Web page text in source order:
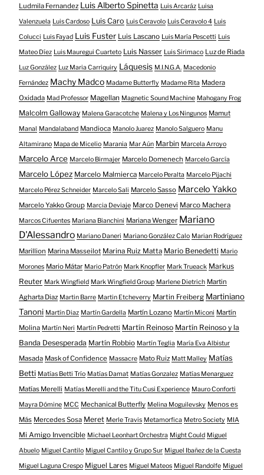
Ludmila Fernandez Luis Alberto Spinetta Luis Arcaráz Luisa
Valenzuela Luis Cardoso Luis Caro Luis Ceravolo Luis Ceravolo 4 Luis
Colucci Luis Fayad Luis Fuster Luis Lascano Luis María Pescetti Luis
Mateo Díez Luis Mauregui Cuarteto Luis Nasser Luis Sirimaco Luz de Riada
Luz González Luz Maria Carriquiry Láquesis M.I.N.G.A. Macedonio
Fernández Machy Madco Madame Butterfly Madame Rita Madera
Oxidada Mad Professor Magellan Magnetic Sound Machine Mahogany Frog
Malcolm Galloway Malena Garacotche Malena y Los Ningunos Mamut
Manal Mandalaband Mandioca Manolo Juarez Manolo Salguero Manu
Altamirano Mapa de Micelio Marania Mar Aún Marbin Marcela Arroyo
Marcelo Arce Marcelo Birmajer Marcelo Domenech Marcelo García
Marcelo López Marcelo Malmierca Marcelo Peralta Marcelo Pijachi
Marcelo Pérez Schneider Marcelo Sali Marcelo Sasso Marcelo Yakko
Marcelo Yakko Group Marcia Deviaje Marco Denevi Marco Machera
Marcos Cifuentes Mariana Bianchini Mariana Wenger Mariano
D'Alessandro Mariano Daneri Mariano González Calo Marian Rodríguez
Marillion Marina Masseilot Marina Ruiz Matta Mario Benedetti Mario
Morones Mario Mátar Mario Patrón Mark Knopfler Mark Trueack Markus
Reuter Mark Wingfield Mark Wingfield Group Marlene Dietrich Martin
Agharta Diaz Martin Barre Martin Etcheverry Martin Freiberg Martiniano
Tanoni Martín Diaz Martín Gardella Martín Lozano Martín Miconi Martín
Molina Martín Neri Martín Pedretti Martín Reinoso Martín Reinoso y la
Banda Desesperada Martín Robbio Martín Teglia María Eva Albistur
Masada Mask of Confidence Massacre Mato Ruiz Matt Malley Matías
Betti Matías Betti Trío Matías Damat Matías Gonzalez Matías Menarguez
Matías Merelli Matías Merelli and the Titu Cusi Experience Mauro Conforti
Mayra Dómine MCC Mechanical Butterfly Melina Moguilevsky Menos es
Más Mercedes Sosa Meret Merle Travis Metamorfica Metro Society MIA
Mi Amigo Invencible Michael Leonhart Orchestra Might Could Miguel
Abuelo Miguel Cantilo Miguel Cantilo y Grupo Sur Miguel Ibañez de la Cuesta
Miguel Laguna Crespo Miguel Lares Miguel Mateos Miguel Randolfe Miguel